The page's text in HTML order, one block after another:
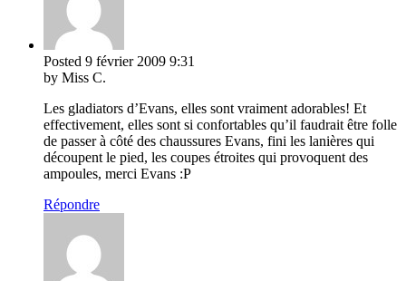
Posted 9 février 2009 9:31
by Miss C.
Les gladiators d’Evans, elles sont vraiment adorables! Et
effectivement, elles sont si confortables qu’il faudrait être folle
de passer à côté des chaussures Evans, fini les lanières qui
découpent le pied, les coupes étroites qui provoquent des
ampoules, merci Evans :P
Répondre